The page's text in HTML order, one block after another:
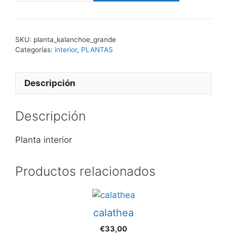
cantidad
SKU: planta_kalanchoe_grande
Categorías: interior, PLANTAS
Descripción
Descripción
Planta interior
Productos relacionados
calathea
€33,00